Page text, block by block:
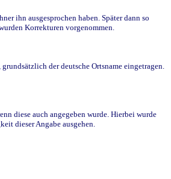
ihn ausgesprochen haben. Später dann so
Korrekturen vorgenommen.
der deutsche Ortsname eingetragen.
diese auch angegeben wurde. Hierbei wurde
dieser Angabe ausgehen.